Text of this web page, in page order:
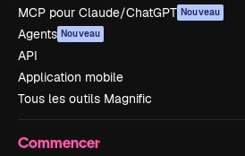
MCP pour Claude/ChatGPT Nouveau
Agents Nouveau
API
Application mobile
Tous les outils Magnific
Commencer